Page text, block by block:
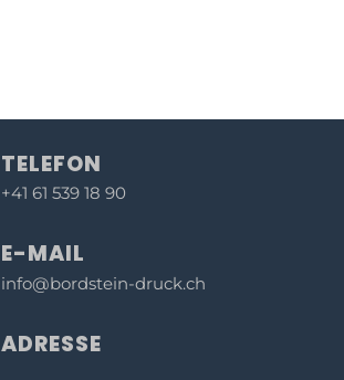
TELEFON
+41 61 539 18 90
E-MAIL
info@bordstein-druck.ch
ADRESSE